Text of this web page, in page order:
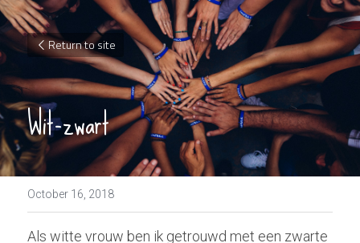
Return to site
Wit-zwart
October 16, 2018
Als witte vrouw ben ik getrouwd met een zwarte